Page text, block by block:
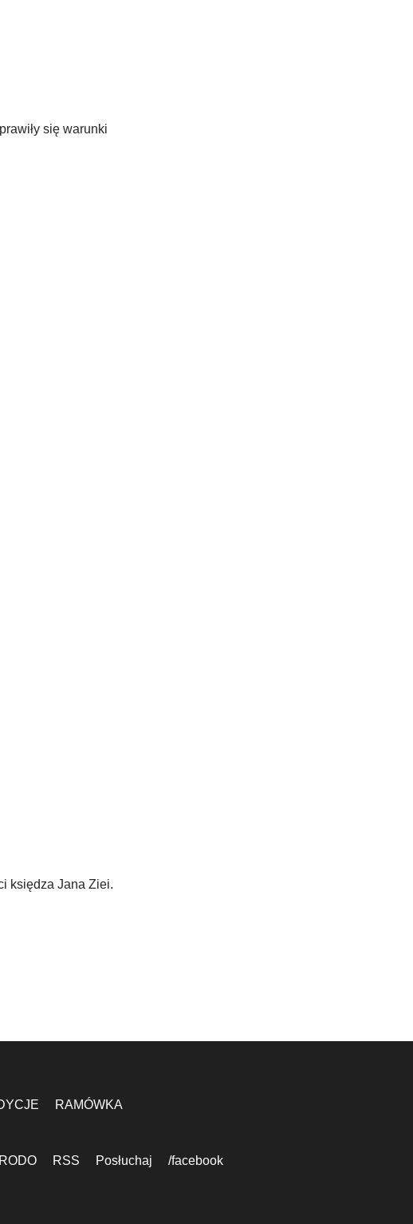
się warunki
księdza Jana Ziei.
RAMÓWKA
RODO RSS Posłuchaj /facebook